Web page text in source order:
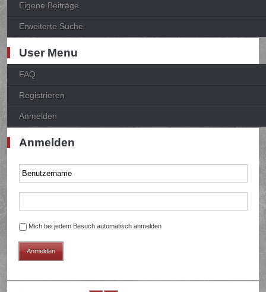
Eigene Beiträge
Erweiterte Suche
User Menu
FAQ
Registrieren
Anmelden
Anmelden
Mich bei jedem Besuch automatisch anmelden